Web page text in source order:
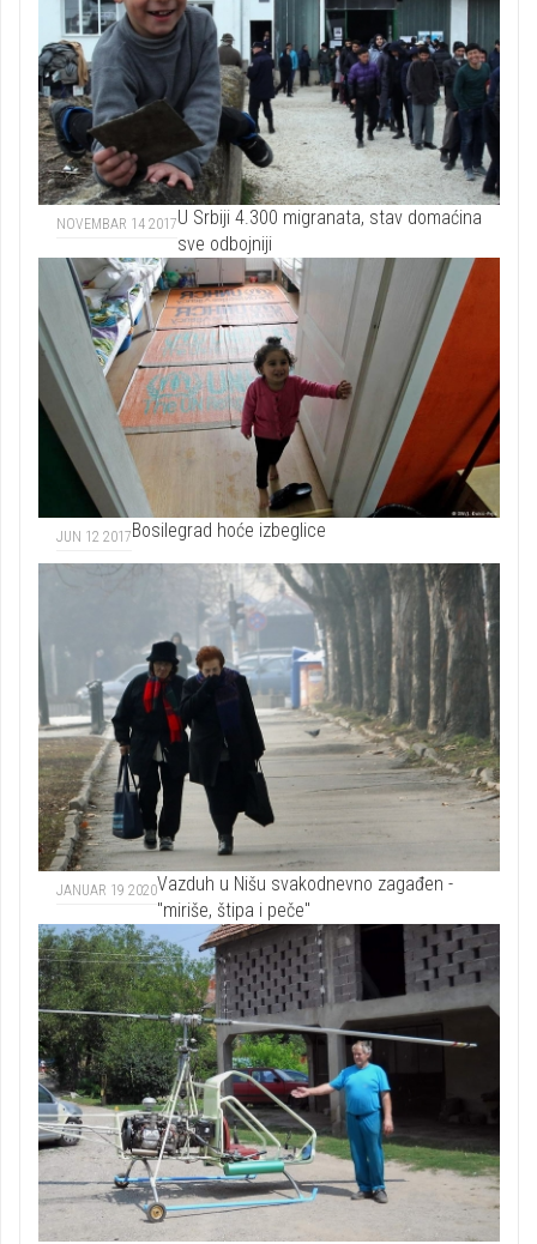
NOVEMBAR 14 2017U Srbiji 4.300 migranata, stav domaćina
sve odbojniji
JUN 12 2017Bosilegrad hoće izbeglice
JANUAR 19 2020Vazduh u Nišu svakodnevno zagađen -
"miriše, štipa i peče"